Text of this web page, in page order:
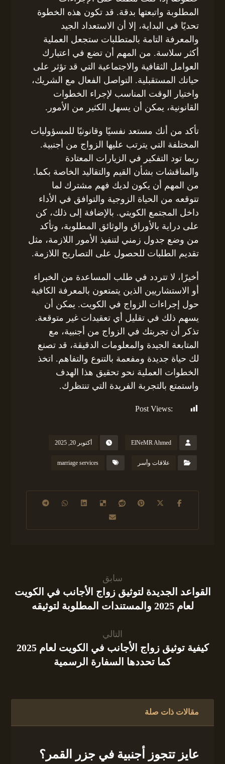
المطلوبة واتبعتها بدقة. قد تكون هذه الخطوة
تحديًا في البداية، إلا أن الاستعداد الجيد
والمعرفة التامة بالمتطلبات ستجعل العملية
أكثر سلاسة. من المهم أن تضع في اعتبارك
العوامل الثقافية والاجتماعية التي قد تؤثر على
حياتك المستقبلية. التواصل الفعال مع الشريك،
واختيار الوقت المناسب لإجراء الخطوات
القانونية، يمكن أن يسهل الكثير من الأمور.
تأكد من أنك مستعد نفسيًا وقانونيًا للمسؤوليات
المختلفة التي يترتب عليها الزواج من أجنبية.
ربما تود التفكير في الزيارات المعتادة
والمناقشات بشأن القيم والتقاليد الخاصة بكما.
من المهم أن يكون لديك فهم مشترك لما
تتوقعه من الحياة الزوجية والتوافق في الأداء
داخل المجتمع الكويتي. بالإضافة إلى ذلك، كن
على دراية بالأوراق والوثائق المطلوبة، وتأكد
من وضع جدول زمني لتنفيذ الأمور اللازمة، مثل
تقديم الطلبات للحصول على التصاريح اللازمة.
أخيرًا، لا تتردد في طلب المساعدة من الخبراء
أو الاستشاريين الذين يتمتعون بالمعرفة الكافية
حول إجراءات الزواج في الكويت. يمكن أن
يسهم ذلك في تقليل أي تعقيدات غير متوقعة.
تذكر أن تجربتك في الزواج من أجنبية، مع
المتابعة الجيدة والمعلومات الدقيقة، قد تصنع
لك حياة جديدة ومفعمة بالتنوع والتفاهم. اتخذ
الخطوات العملية نحو تحقيق هذا الهدف
واستمتع بالتجربة الفريدة التي تنتظرك.
Post Views:
ElNeMR Ahmed أكتوبر 20, 2025
علاقات وأسر marriage services
سابق
القواعد الجديدة لتوثيق زواج الأجانب في الكويت
لعام 2025 والمستندات المطلوبة لتوثيقه
التالي
كيفية توثيق زواج الأجانب في الكويت لعام 2025
كما تحددها السفارة الرسمية
مقالات ذات صلة
عايز تتجوز أجنبية في جزر القمر؟